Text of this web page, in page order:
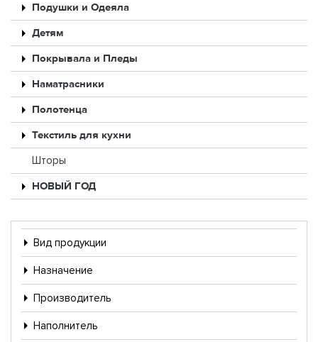
Подушки и Одеяла
Детям
Покрывала и Пледы
Наматрасники
Полотенца
Текстиль для кухни
Шторы
НОВЫЙ ГОД
Вид продукции
Назначение
Производитель
Наполнитель